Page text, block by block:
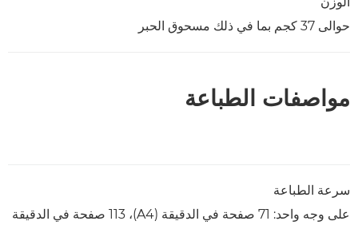
حوالى 37 كجم بما في ذلك مسحوق الحبر
مواصفات الطباعة
سرعة الطباعة
على وجه واحد: 71 صفحة في الدقيقة (A4)‏، 113 صفحة في الدقيقة